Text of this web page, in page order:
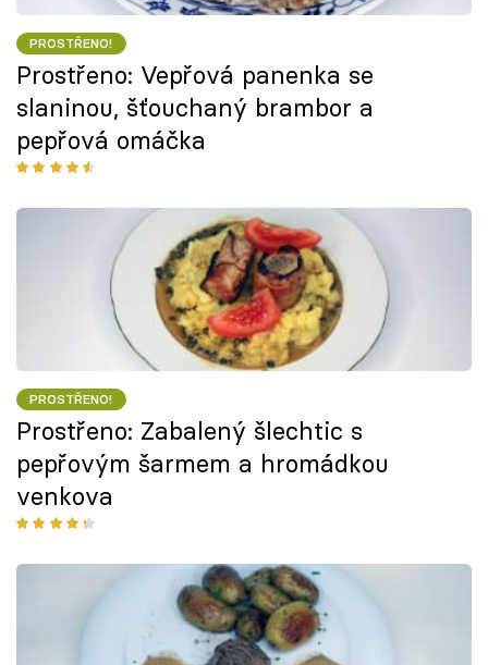
PROSTŘENO!
Prostřeno: Vepřová panenka se
slaninou, šťouchaný brambor a
pepřová omáčka
PROSTŘENO!
Prostřeno: Zabalený šlechtic s
pepřovým šarmem a hromádkou
venkova